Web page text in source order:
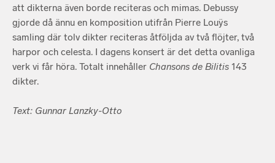
att dikterna även borde reciteras och mimas. Debussy
gjorde då ännu en komposition utifrån Pierre Louÿs
samling där tolv dikter reciteras åtföljda av två flöjter, två
harpor och celesta. I dagens konsert är det detta ovanliga
verk vi får höra. Totalt innehåller Chansons de Bilitis 143
dikter.
Text: Gunnar Lanzky-Otto